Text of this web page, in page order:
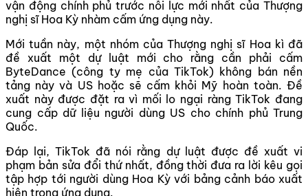
vận động chính phủ trước nỗi lực mới nhất của Thượng
nghị sĩ Hoa Kỳ nhàm cấm ứng dụng này.
Mới tuần này, một nhóm của Thượng nghị sĩ Hoa kì đã
đề xuất một dự luật mới cho rằng cần phải cấm
ByteDance (công ty mẹ của TikTok) không bán nền
tảng này và US hoặc sẽ cấm khỏi Mỹ hoàn toàn. Đề
xuất này được đặt ra vì mối lo ngại ràng TikTok đang
cung cấp dữ liệu người dùng US cho chính phủ Trung
Quốc.
Đáp lại, TikTok đã nói rằng dự luật được đề xuất vi
phạm bản sửa đổi thứ nhất, đồng thời đưa ra lời kêu gọi
tập hợp tới người dùng Hoa Kỳ với bảng cảnh báo xuất
hiện trong ứng dụng.